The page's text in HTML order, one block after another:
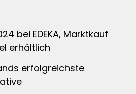
bei EDEKA, Marktkauf
erhältlich
erfolgreichste